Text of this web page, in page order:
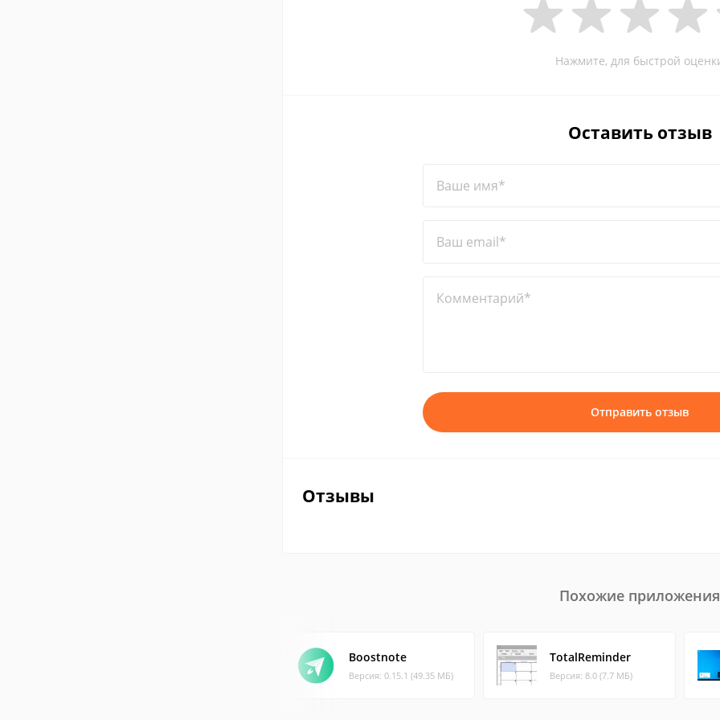
Нажмите, для быстрой
Оставить отзыв
Ваше имя*
Ваш email*
Комментарий*
Отправить отзыв
Отзывы
Похожие приложения
Boostnote
Версия: 0.15.1 (49.35 МБ)
TotalReminder
Версия: 8.0 (7.7 МБ)